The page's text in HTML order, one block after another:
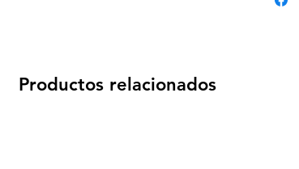
Productos relacionados